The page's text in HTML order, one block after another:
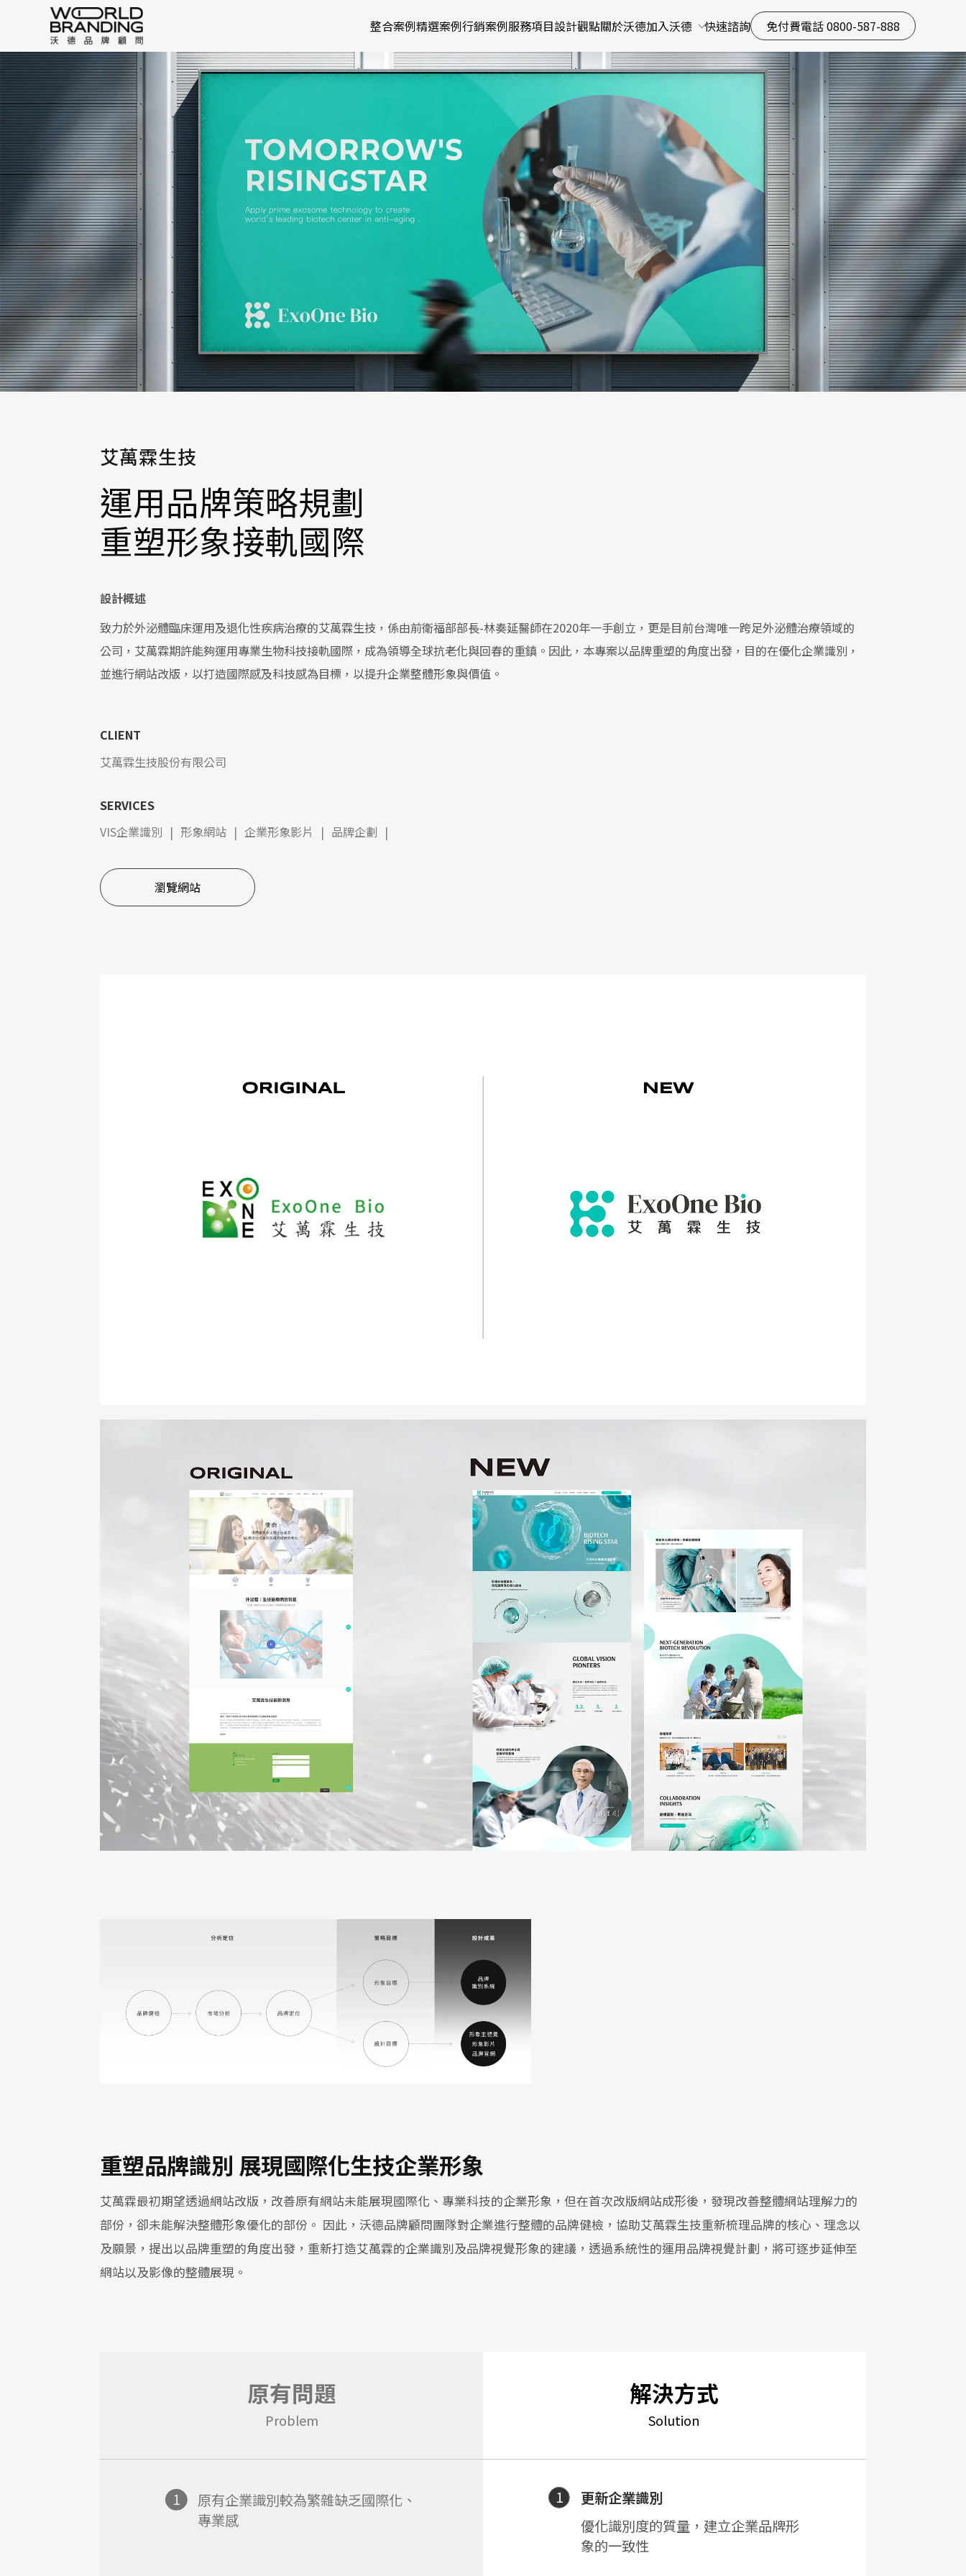
整合案例精選案例行銷案例服務項目設計觀點關於沃德加入沃德 快速諮詢 免付費電話 0800-587-888
艾萬霖生技
運用品牌策略規劃
重塑形象接軌國際
設計概述
致力於外泌體臨床運用及退化性疾病治療的艾萬霖生技，係由前衛福部部長-林奏延醫師在2020年一手創立，更是目前台灣唯一跨足外泌體治療領域的
公司，艾萬霖期許能夠運用專業生物科技接軌國際，成為領導全球抗老化與回春的重鎮。因此，本專案以品牌重塑的角度出發，目的在優化企業識別，
並進行網站改版，以打造國際感及科技感為目標，以提升企業整體形象與價值。
CLIENT
艾萬霖生技股份有限公司
SERVICES
VIS企業識別 | 形象網站 | 企業形象影片 | 品牌企劃 |
瀏覽網站
重塑品牌識別 展現國際化生技企業形象
艾萬霖最初期望透過網站改版，改善原有網站未能展現國際化、專業科技的企業形象，但在首次改版網站成形後，發現改善整體網站理解力的
部份，卻未能解決整體形象優化的部份。 因此，沃德品牌顧問團隊對企業進行整體的品牌健檢，協助艾萬霖生技重新梳理品牌的核心、理念以
及願景，提出以品牌重塑的角度出發，重新打造艾萬霖的企業識別及品牌視覺形象的建議，透過系統性的運用品牌視覺計劃，將可逐步延伸至
網站以及影像的整體展現。
原有問題
Problem
1
原有企業識別較為繁雜缺乏國際化、
專業感
解決方式
Solution
1
更新企業識別
優化識別度的質量，建立企業品牌形
象的一致性